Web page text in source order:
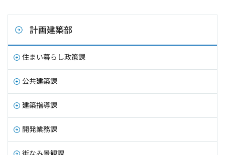
計画建築部
住まい暮らし政策課
公共建築課
建築指導課
開発業務課
街なみ景観課